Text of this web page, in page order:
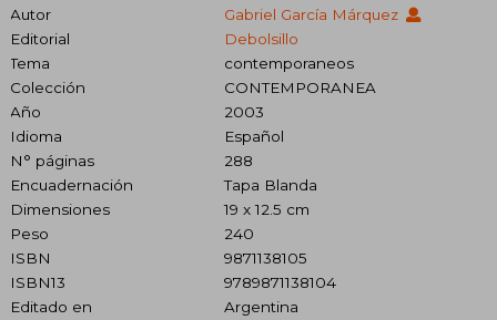
Autor
Gabriel García Márquez
Editorial
Debolsillo
Tema
contemporaneos
Colección
CONTEMPORANEA
Año
2003
Idioma
Español
N° páginas
288
Encuadernación
Tapa Blanda
Dimensiones
19 x 12.5 cm
Peso
240
ISBN
9871138105
ISBN13
9789871138104
Editado en
Argentina